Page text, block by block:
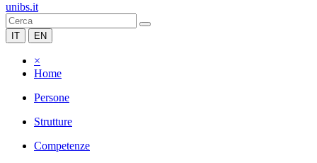
unibs.it
IT EN
×
Home
Persone
Strutture
Competenze